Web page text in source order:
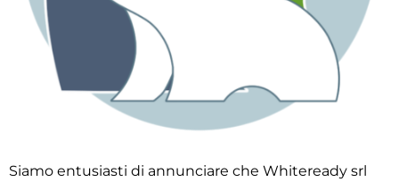
Siamo entusiasti di annunciare che Whiteready srl